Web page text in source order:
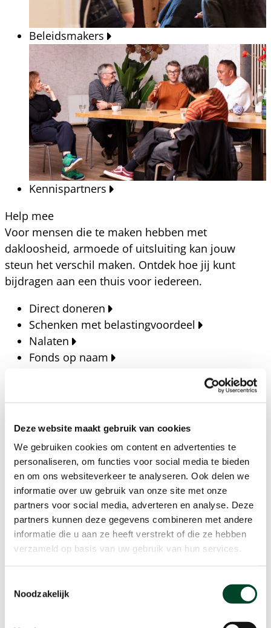
Deze website maakt gebruik van cookies
We gebruiken cookies om content en advertenties te
personaliseren, om functies voor social media te bieden
en om ons websiteverkeer te analyseren. Ook delen we
informatie over uw gebruik van onze site met onze
partners voor social media, adverteren en analyse. Deze
partners kunnen deze gegevens combineren met andere
informatie die u aan ze heeft verstrekt of die ze hebben
verzameld op basis van uw gebruik van hun services.
Noodzakelijk
Beleidsmakers
Kennispartners
Help mee
Voor mensen die te maken hebben met
dakloosheid, armoede of uitsluiting kan jouw
steun het verschil maken. Ontdek hoe jij kunt
bijdragen aan een thuis voor iedereen.
Direct doneren
Schenken met belastingvoordeel
Nalaten
Fonds op naam
Blijf op de hoogte van het laatste nieuws, verhalen,
publicaties en ontwikkelingen rondom Kansfonds
en onze missie.
Nieuwsberichten
Nieuws
Verhalen
Beeldbanken
Foto's bestaanszekerheid
Agenda